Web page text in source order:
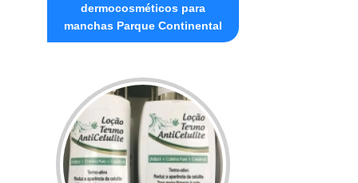
dermocosméticos para
manchas Parque Continental